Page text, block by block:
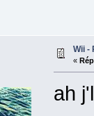
Wii -
«
ah